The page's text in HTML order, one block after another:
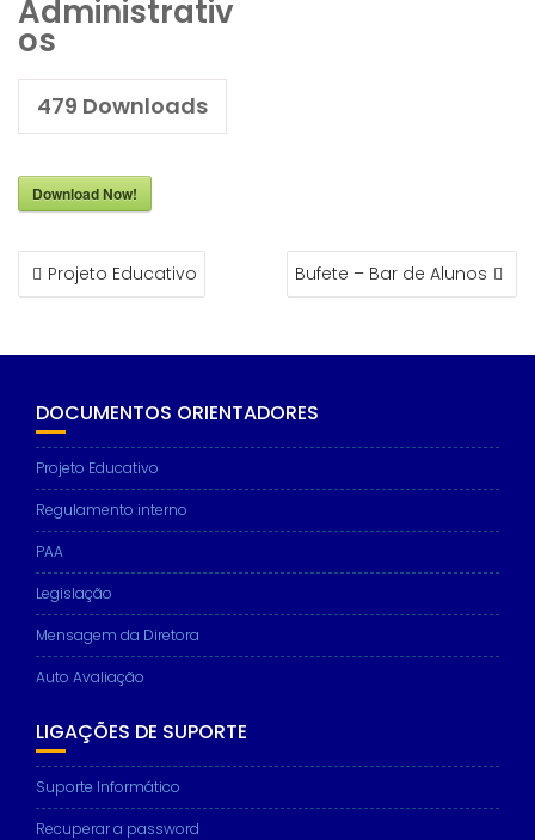
Administrativ
os
479 Downloads
Download Now!
NAVEGAÇÃO
DEProjeto Educativo Bufete – Bar de Alunos
DOCUMENTOS ORIENTADORES
Projeto Educativo
Regulamento interno
PAA
Legislação
Mensagem da Diretora
Auto Avaliação
LIGAÇÕES DE SUPORTE
Suporte Informático
Recuperar a password